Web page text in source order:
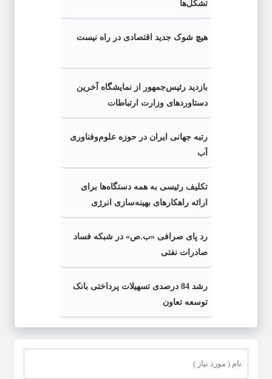
تشکل‌ها
هیچ شوک جدید اقتصادی در راه نیست
بازدید رئیس‌جمهور از نمایشگاه آخرین
دستاوردهای وزارت ارتباطات
رتبه جهانی ایران در حوزه علوم‌وفناوری
آب
تکلیف رئیسی به همه دستگاه‌ها برای
ارائه راهکارهای بهینه‌سازی انرژی
رد پای صرافی «ب.ص» در شبکه فساد
صادرات نفتی
رشد 84 درصدی تسهیلات پرداختی بانک
توسعه تعاون